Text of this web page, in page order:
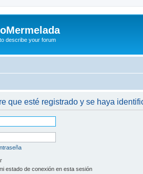
describe your forum
que esté registrado y se haya
estado de conexión en esta sesión